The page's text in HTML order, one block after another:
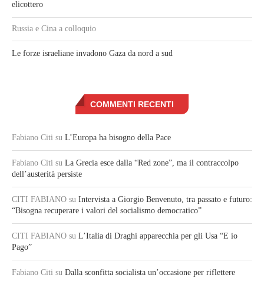
elicottero
Russia e Cina a colloquio
Le forze israeliane invadono Gaza da nord a sud
COMMENTI RECENTI
Fabiano Citi su L’Europa ha bisogno della Pace
Fabiano Citi su La Grecia esce dalla “Red zone”, ma il contraccolpo
dell’austerità persiste
CITI FABIANO su Intervista a Giorgio Benvenuto, tra passato e futuro:
“Bisogna recuperare i valori del socialismo democratico”
CITI FABIANO su L’Italia di Draghi apparecchia per gli Usa “E io
Pago”
Fabiano Citi su Dalla sconfitta socialista un’occasione per riflettere